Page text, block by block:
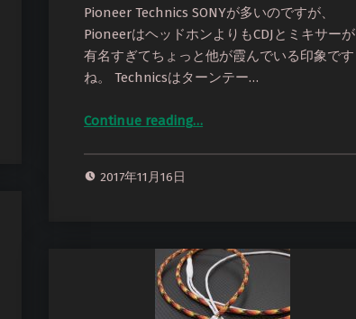
Pioneer Technics SONYが多いのですが、
PioneerはヘッドホンよりもCDJとミキサーが
有名すぎてちょっと他が霞んでいる印象です
ね。 Technicsはターンテー…
Continue reading…
2017年11月16日